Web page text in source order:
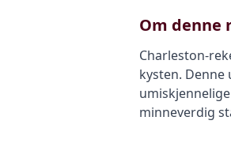
Om denne
Charleston-
kysten.
minneverdig